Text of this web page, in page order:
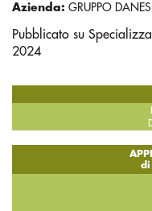
Azienda: GRUPPO DANESI
Pubblicato su
2024
di